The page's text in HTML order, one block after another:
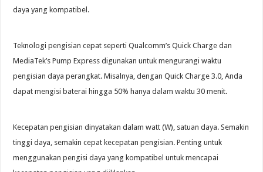
daya yang kompatibel.
Teknologi pengisian cepat seperti Qualcomm’s Quick Charge dan
MediaTek’s Pump Express digunakan untuk mengurangi waktu
pengisian daya perangkat. Misalnya, dengan Quick Charge 3.0, Anda
dapat mengisi baterai hingga 50% hanya dalam waktu 30 menit.
Kecepatan pengisian dinyatakan dalam watt (W), satuan daya. Semakin
tinggi daya, semakin cepat kecepatan pengisian. Penting untuk
menggunakan pengisi daya yang kompatibel untuk mencapai